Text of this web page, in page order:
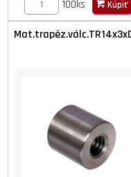
100ks Kúpiť